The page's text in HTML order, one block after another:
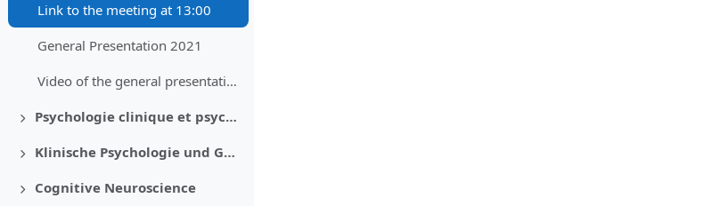
Link to the meeting at 13:00
General Presentation 2021
Video of the general presentation
Déplier Psychologie clinique et psychologie de la santé
Déplier Klinische Psychologie und Gesundheitspsychologie
Déplier
Cognitive Neuroscience